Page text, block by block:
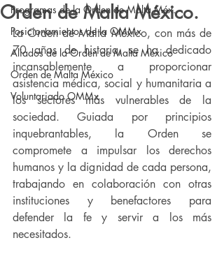
Programas de la Orden de Malta Méx.
Posicionamientos de la OMMx
Aliados de la Orden de Malta México
Orden de Malta México
Voluntariado OMMx
Orden de Malta México.
La Orden de Malta México, con más de
70 años de historia, se ha dedicado
incansablemente a proporcionar
asistencia médica, social y humanitaria a
los sectores más vulnerables de la
sociedad. Guiada por principios
inquebrantables, la Orden se
compromete a impulsar los derechos
humanos y la dignidad de cada persona,
trabajando en colaboración con otras
instituciones y benefactores para
defender la fe y servir a los más
necesitados.